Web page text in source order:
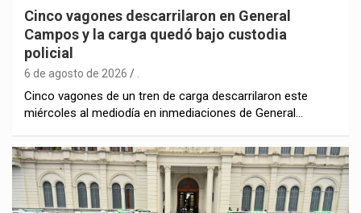
Cinco vagones descarrilaron en General
Campos y la carga quedó bajo custodia
policial
6 de agosto de 2026 .
Cinco vagones de un tren de carga descarrilaron este
miércoles al mediodía en inmediaciones de General…